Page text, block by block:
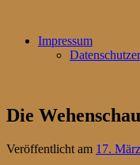
Impressum
Die
Veröffentlicht am 17.